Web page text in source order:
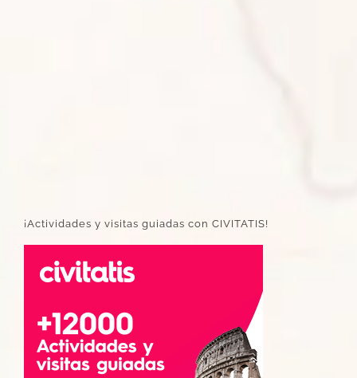
¡Actividades y visitas guiadas con CIVITATIS!